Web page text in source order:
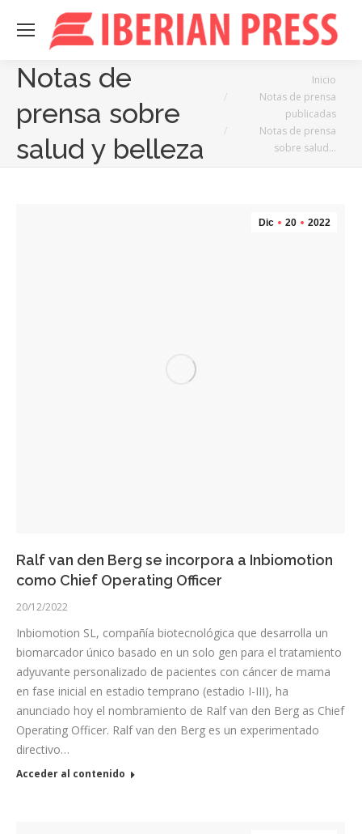
Notas de
prensa sobre
salud y belleza
Inicio
Notas de prensa
publicadas
Notas de prensa
sobre salud…
Dic 20 2022
Ralf van den Berg se incorpora a Inbiomotion
como Chief Operating Officer
20/12/2022
Inbiomotion SL, compañía biotecnológica que desarrolla un
biomarcador único basado en un solo gen para el tratamiento
adyuvante personalizado de pacientes con cáncer de mama
en fase inicial en estadio temprano (estadio I-III), ha
anunciado hoy el nombramiento de Ralf van den Berg as Chief
Operating Officer. Ralf van den Berg es un experimentado
directivo…
Acceder al contenido